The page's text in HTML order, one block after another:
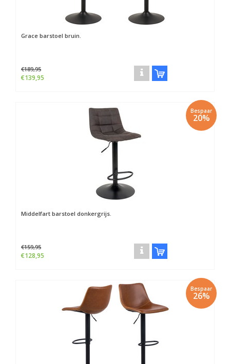
Grace barstoel bruin.
€189,95
€139,95
Bespaar
20%
Middelfart barstoel donkergrijs.
€159,95
€128,95
Bespaar
26%